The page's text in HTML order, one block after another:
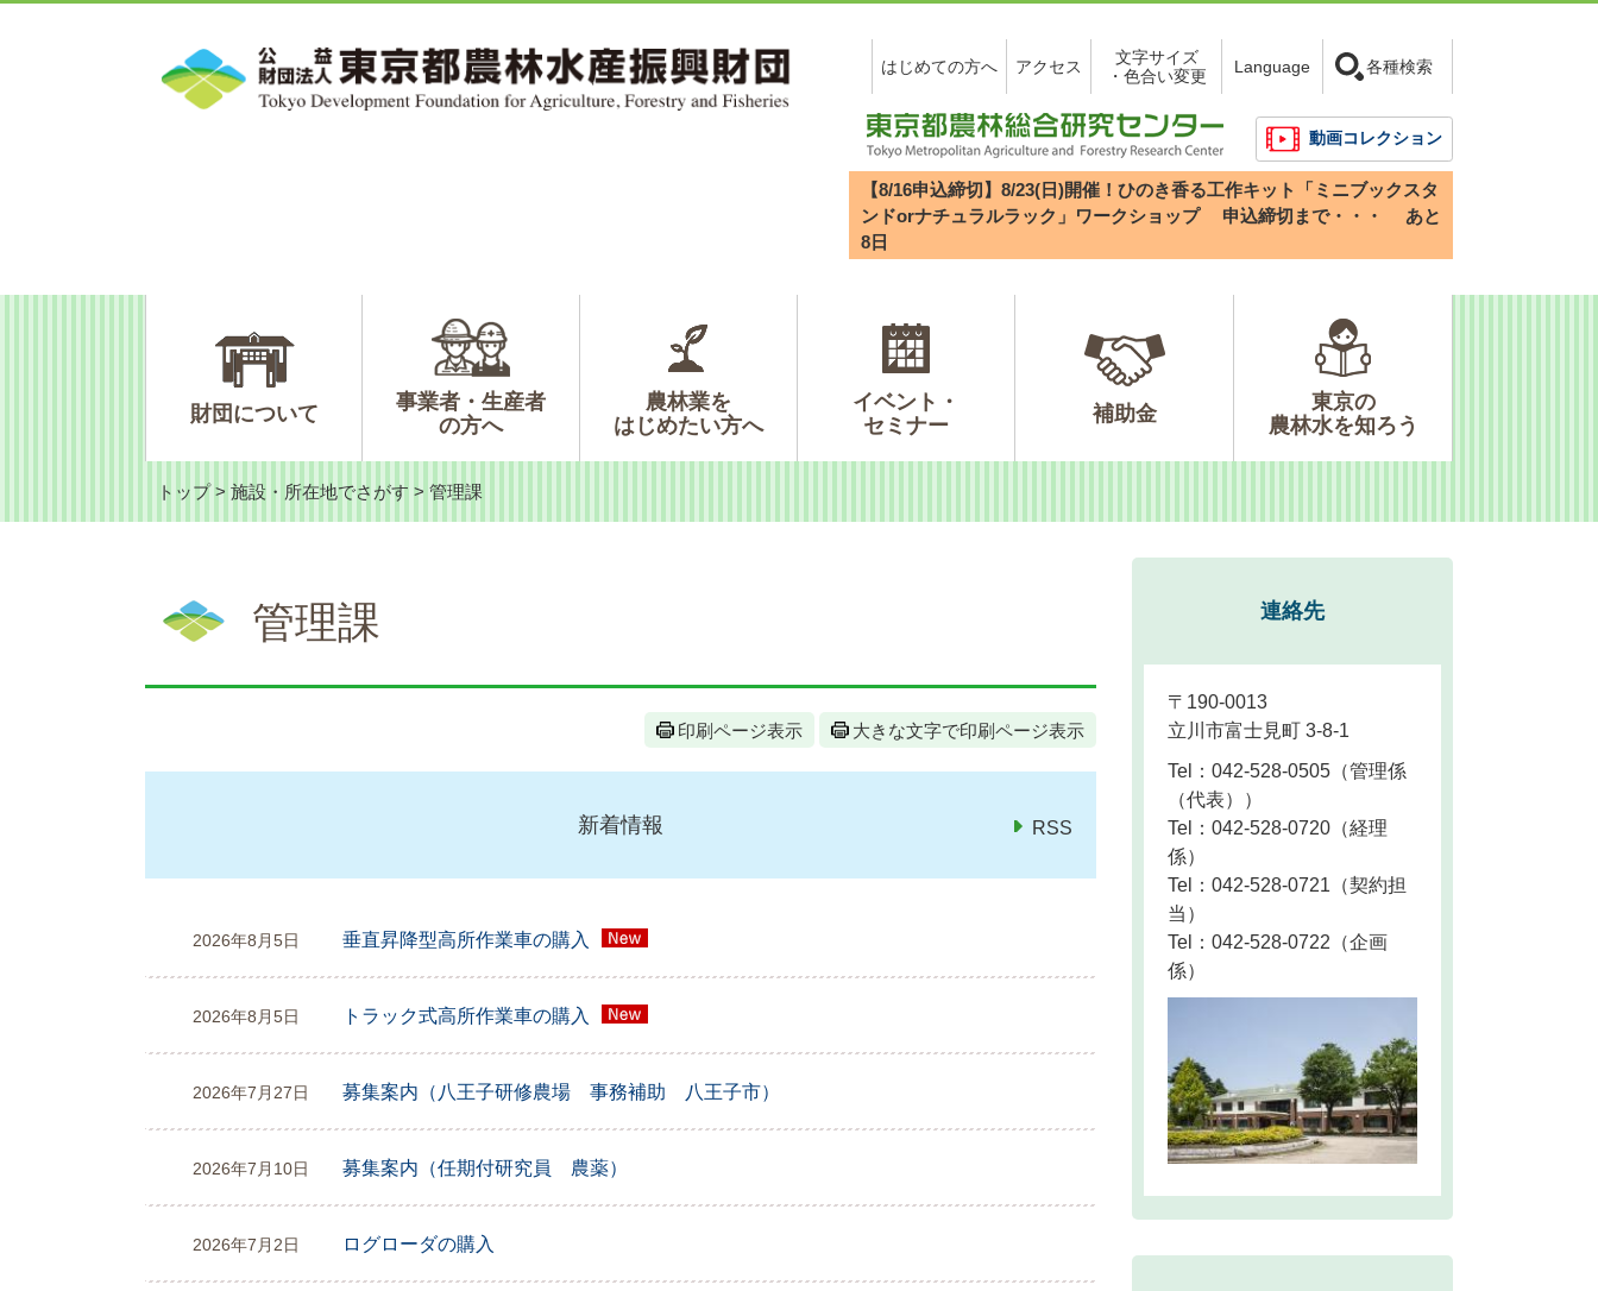
文
はじめての方へ アクセス
文字サイズ
・色合い変更
Language 各種検索
動画コレクション
【8/16申込締切】8/23(日)開催！ひのき香る工作キット「ミニブックスタ
ンドorナチュラルラック」ワークショップ
申込締切まで・・・
あと
8 日
財団について
事業者・生産者
の方へ
農林業を
はじめたい方へ
イベント・
セミナー
補助金
東京の
農林水を知ろう
トップ > 施設・所在地でさがす > 管理課
管理課
印刷ページ表示 大きな文字で印刷ページ表示
新着情報
2026年8月5日 垂直昇降型高所作業車の購入
2026年8月5日 トラック式高所作業車の購入
2026年7月27日 募集案内（八王子研修農場 事務補助 八王子市）
2026年7月10日 募集案内（任期付研究員 農薬）
2026年7月2日 ログローダの購入
RSS
連絡先
〒190-0013
立川市富士見町 3-8-1
Tel：042-528-0505
管理係
（代表）
Tel：042-528-0720
経理
係
Tel：042-528-0721
契約担
当
Tel：042-528-0722
企画
係